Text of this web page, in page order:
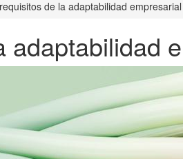
de la adaptabilidad empresarial
adaptabilidad